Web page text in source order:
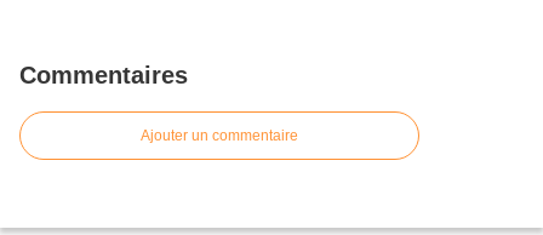
Commentaires
Ajouter un commentaire